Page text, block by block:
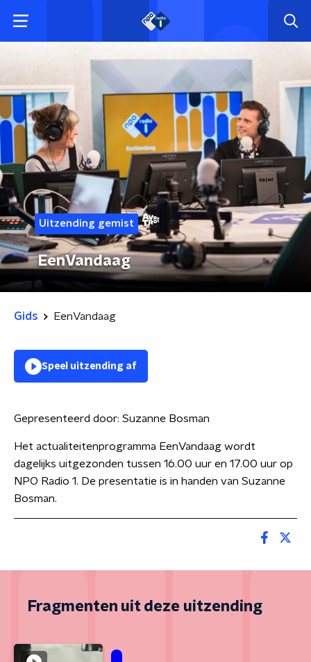
Uitzending gemist
EenVandaag
Gids EenVandaag
Speel uitzending af
Gepresenteerd door: Suzanne Bosman
Het actualiteitenprogramma EenVandaag wordt
dagelijks uitgezonden tussen 16.00 uur en 17.00 uur op
NPO Radio 1. De presentatie is in handen van Suzanne
Bosman.
Fragmenten uit deze uitzending